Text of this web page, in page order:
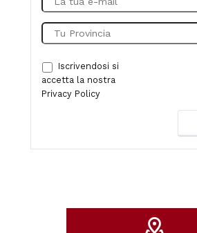
Iscrivendosi si
accetta la nostra
Privacy Policy